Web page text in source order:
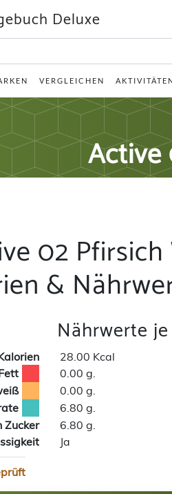
Deluxe
VERGLEICHEN
Active
02 Pfirsich
&
Nährwerte
28.00 Kcal
0.00 g.
0.00 g.
6.80 g.
Zucker
6.80 g.
Ja